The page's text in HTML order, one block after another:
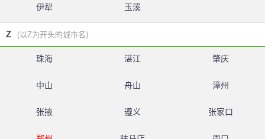
伊犁 玉溪
Z (以Z为开头的城市名)
珠海 湛江 肇庆
中山 舟山 漳州
张掖 遵义 张家口